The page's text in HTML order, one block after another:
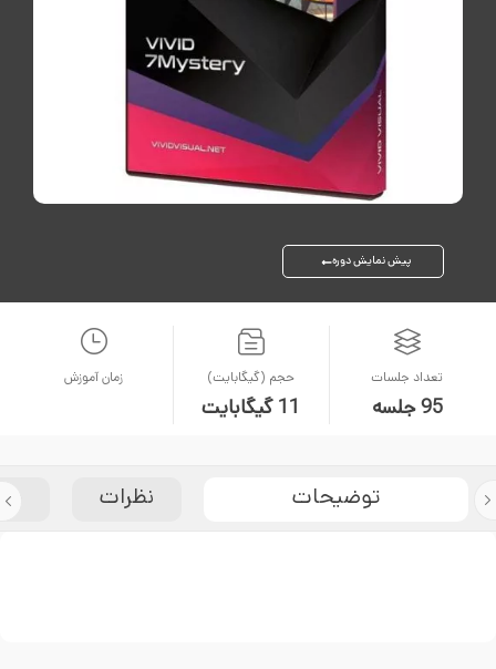
پیش نمایش دوره
تعداد جلسات
95 جلسه
حجم (گیگابایت)
11 گیگابایت
زمان آموزش
توضیحات نظرات